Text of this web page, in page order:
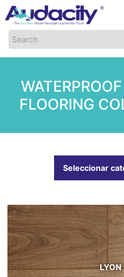
FLOORING
Seleccionar
LYON